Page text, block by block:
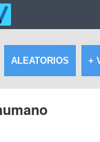
ALEATORIOS +